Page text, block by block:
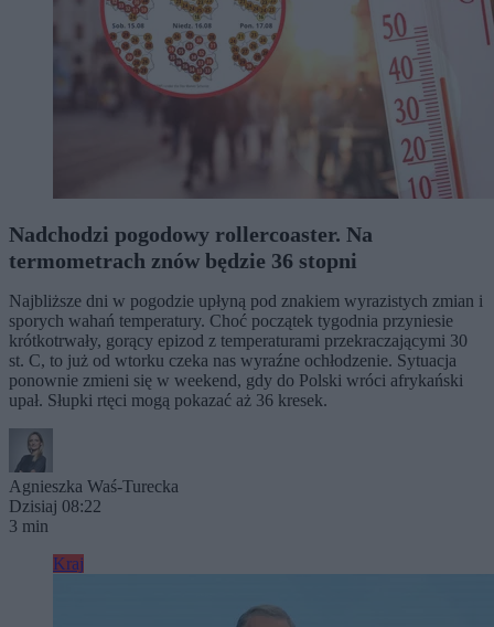
Nadchodzi pogodowy rollercoaster. Na
termometrach znów będzie 36 stopni
Najbliższe dni w pogodzie upłyną pod znakiem wyrazistych zmian i
sporych wahań temperatury. Choć początek tygodnia przyniesie
krótkotrwały, gorący epizod z temperaturami przekraczającymi 30
st. C, to już od wtorku czeka nas wyraźne ochłodzenie. Sytuacja
ponownie zmieni się w weekend, gdy do Polski wróci afrykański
upał. Słupki rtęci mogą pokazać aż 36 kresek.
Agnieszka Waś-Turecka
Dzisiaj 08:22
3 min
Kraj